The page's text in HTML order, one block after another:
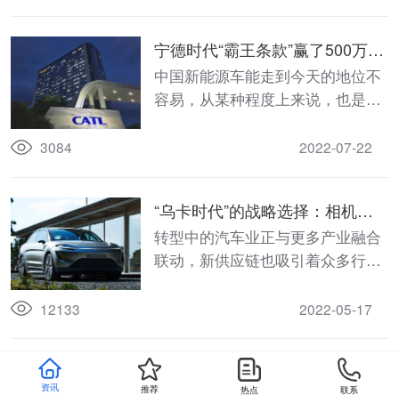
宁德时代“霸王条款”赢了500万！
曾毓群却输了格局！
中国新能源车能走到今天的地位不
容易，从某种程度上来说，也是传
宁德时代“滥用”竞业限制，如果不
3084 2022-07-22
“乌卡时代”的战略选择：相机三
强佳能、尼康、索尼入局车用传
感器
转型中的汽车业正与更多产业融合
联动，新供应链也吸引着众多行业
阔前景，巨头们正跃跃欲试，下场
12133 2022-05-17
汽车芯片，缺到什么时候？
由于长期的半导体不足等原因，丰
资讯 推荐 热点 联系